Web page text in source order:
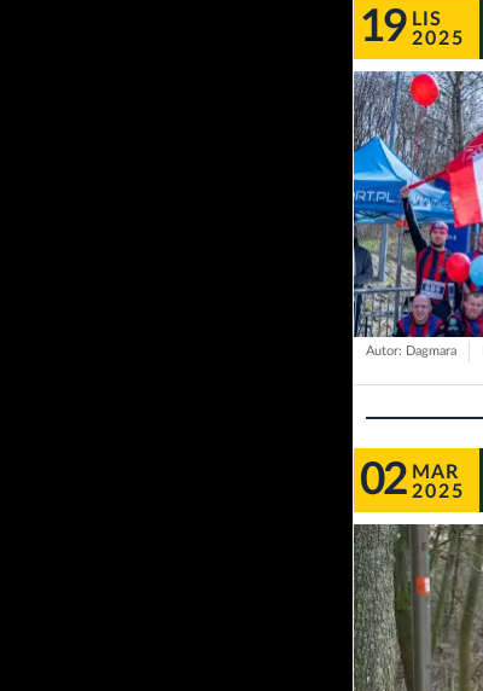
19 LIS
2025
Autor: Dagmara
02 MAR
2025